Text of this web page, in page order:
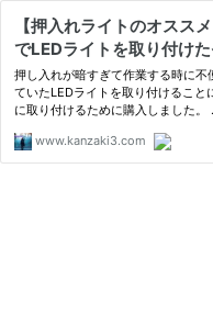
【押入れライトのオスス
でLEDライトを取り付け
【AC電源】 | 休日ぶらぶ
押し入れが暗すぎて作業する時に不
ていたLEDライトを取り付けること
に取り付けるために購入しました
www.kanzaki3.com